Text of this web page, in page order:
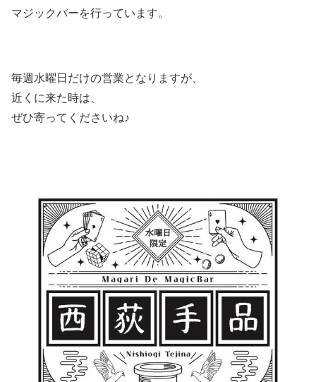
マジックバーを行っています。
毎週水曜日だけの営業となりますが、
近くに来た時は、
ぜひ寄ってくださいね♪